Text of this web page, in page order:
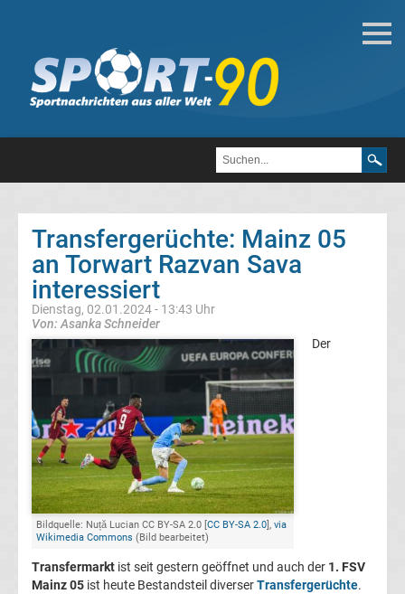
Deutsche
Transfergerüchte
FC
Heidenheim
1846
Transfergerüchte
FC
Kaiserslautern
Transfergerüchte
1.
Transfergerüchte: Mainz 05
an Torwart Razvan Sava
interessiert
Dienstag, 02.01.2024 - 13:43 Uhr
Von: Asanka Schneider
Bildquelle: Nuță Lucian CC BY-SA 2.0 [CC BY-SA 2.0], via
Wikimedia Commons (Bild bearbeitet)
Der
Transfermarkt ist seit gestern geöffnet und auch der 1. FSV
Mainz 05 ist heute Bestandsteil diverserTransfergerüchte.